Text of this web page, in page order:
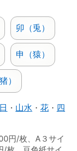
卯（兎）
申（猿）
）
・ 山水 ・ 花 ・ 四
円/枚、A３サイ